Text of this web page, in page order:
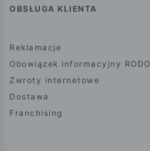
OBSŁUGA KLIENTA
Reklamacje
Obowiązek informacyjny RODO
Zwroty internetowe
Dostawa
Franchising